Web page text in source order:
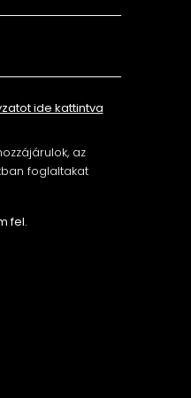
ide kattintva
az
fel.